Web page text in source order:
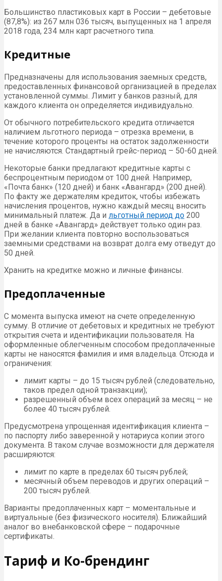
Большинство пластиковых карт в России – дебетовые
(87,8%): из 267 млн 036 тысяч, выпущенных на 1 апреля
2018 года, 234 млн карт расчетного типа.
Кредитные
Предназначены для использования заемных средств,
предоставленных финансовой организацией в пределах
установленной суммы. Лимит у банков разный, для
каждого клиента он определяется индивидуально.
От обычного потребительского кредита отличается
наличием льготного периода – отрезка времени, в
течение которого проценты на остаток задолженности
не начисляются. Стандартный грейс-период – 50-60 дней.
Некоторые банки предлагают кредитные карты с
беспроцентным периодом от 100 дней. Например,
«Почта банк» (120 дней) и банк «Авангард» (200 дней).
По факту же держателям кредиток, чтобы избежать
начисления процентов, нужно каждый месяц вносить
минимальный платеж. Да и льготный период до 200
дней в банке «Авангард» действует только один раз.
При желании клиента повторно воспользоваться
заемными средствами на возврат долга ему отведут до
50 дней.
Хранить на кредитке можно и личные финансы.
Предоплаченные
С момента выпуска имеют на счете определенную
сумму. В отличие от дебетовых и кредитных не требуют
открытия счета и идентификации пользователя. На
оформленные облегченным способом предоплаченные
карты не наносятся фамилия и имя владельца. Отсюда и
ограничения:
лимит карты – до 15 тысяч рублей (следовательно,
таков предел одной транзакции);
разрешенный объем всех операций за месяц – не
более 40 тысяч рублей.
Предусмотрена упрощенная идентификация клиента –
по паспорту либо заверенной у нотариуса копии этого
документа. В таком случае возможности для держателя
расширяются:
лимит по карте в пределах 60 тысяч рублей;
месячный объем переводов и других операций –
200 тысяч рублей.
Варианты предоплаченных карт – моментальные и
виртуальные (без физического носителя). Ближайший
аналог во внебанковской сфере – подарочные
сертификаты.
Тариф и Ко-брендинг